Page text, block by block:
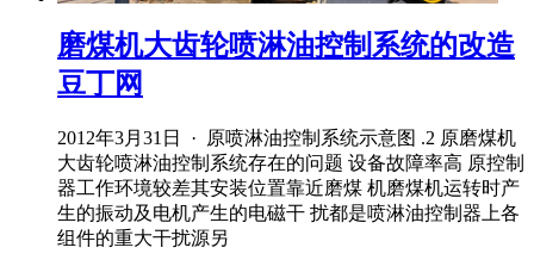
磨煤机大齿轮喷淋油控制系统的改造
豆丁网
2012年3月31日 · 原喷淋油控制系统示意图 .2 原磨煤机
大齿轮喷淋油控制系统存在的问题 设备故障率高 原控制
器工作环境较差其安装位置靠近磨煤 机磨煤机运转时产
生的振动及电机产生的电磁干 扰都是喷淋油控制器上各
组件的重大干扰源另